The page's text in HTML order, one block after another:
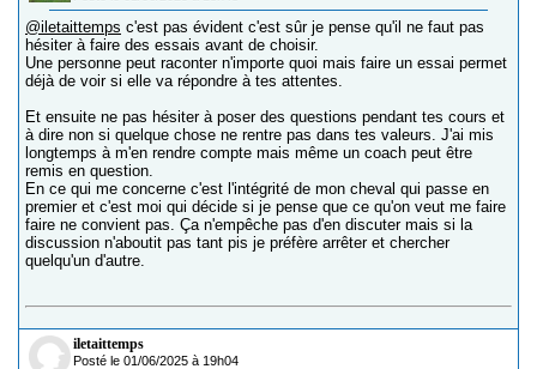
@iletaittemps c'est pas évident c'est sûr je pense qu'il ne faut pas
hésiter à faire des essais avant de choisir.
Une personne peut raconter n'importe quoi mais faire un essai permet
déjà de voir si elle va répondre à tes attentes.
Et ensuite ne pas hésiter à poser des questions pendant tes cours et
à dire non si quelque chose ne rentre pas dans tes valeurs. J'ai mis
longtemps à m'en rendre compte mais même un coach peut être
remis en question.
En ce qui me concerne c'est l'intégrité de mon cheval qui passe en
premier et c'est moi qui décide si je pense que ce qu'on veut me faire
faire ne convient pas. Ça n'empêche pas d'en discuter mais si la
discussion n'aboutit pas tant pis je préfère arrêter et chercher
quelqu'un d'autre.
iletaittemps
Posté le 01/06/2025 à 19h04